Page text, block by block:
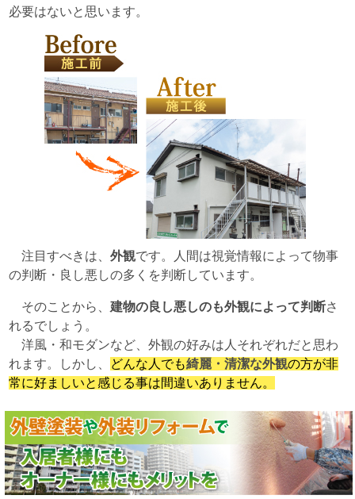
必要はないと思います。
注目すべきは、 外観です。人間は視覚情報によって物事
の判断・良し悪しの多くを判断しています。
そのことから、 建物の良し悪しのも外観によって判断さ
れるでしょう。
洋風・和モダンなど、外観の好みは人それぞれだと思わ
れます。しかし、
どんな人でも綺麗・清潔な外観の方が非
常に好ましいと感じる事は間違いありません。